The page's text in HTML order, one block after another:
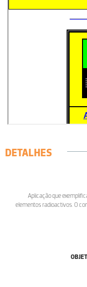
DETALHES
Aplicação que
elementos radioactivos. O